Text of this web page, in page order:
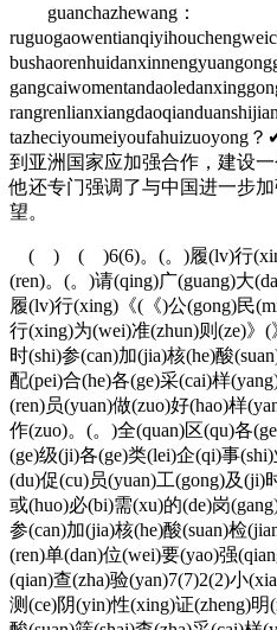
guanchazhewang：
tazheciyoumeiyoufahuizuoyong？
到亚洲国家应加强合作，建设
他还专门强调了与中国进一步
望。
( ) ( )6(6)。(。)履(lv)行
(ren)。(。)请(qing)广(guang)大
履(lv)行(xing)《(《)公(gong)民
行(xing)为(wei)准(zhun)则(ze)》
时(shi)参(can)加(jia)核(he)酸
配(pei)合(he)各(ge)采(cai)样
(ren)员(yuan)做(zuo)好(hao)样
作(zuo)。(。)全(quan)区(qu)各
(ge)级(ji)各(ge)类(lei)企(qi)事
(du)促(cu)员(yuan)工(gong)及(ji)
或(huo)必(bi)需(xu)的(de)岗
参(can)加(jia)核(he)酸(suan)检
(ren)单(dan)位(wei)要(yao)强
(qian)查(zha)验(yan)7(7)2(2)小
测(ce)阴(yin)性(xing)证(zheng)